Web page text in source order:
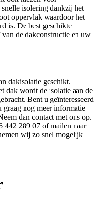
isolering dankzij het
oppervlak waardoor het
is. De best geschikte
de dakconstructie en uw
dakisolatie geschikt.
dak wordt de isolatie aan de
Bent u geïnteresseerd
graag nog meer informatie
dan contact met ons op.
442 289 07 of mailen naar
wij zo snel mogelijk